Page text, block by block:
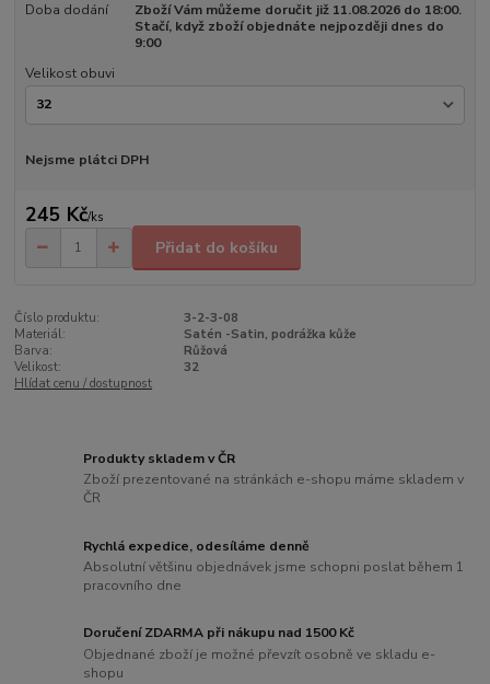
Doba dodání
Zboží Vám můžeme doručit již 11.08.2026 do 18:00.
Stačí, když zboží objednáte nejpozději dnes do
9:00
Velikost obuvi
Nejsme plátci DPH
245 Kč/ks
Přidat do košíku
Číslo produktu:
3-2-3-08
Materiál:
Satén -Satin, podrážka kůže
Barva:
Růžová
Velikost:
32
Hlídat cenu / dostupnost
Produkty skladem v ČR
Zboží prezentované na stránkách e-shopu máme skladem v
ČR
Rychlá expedice, odesíláme denně
Absolutní většinu objednávek jsme schopni poslat během 1
pracovního dne
Doručení ZDARMA při nákupu nad 1500 Kč
Objednané zboží je možné převzít osobně ve skladu e-
shopu